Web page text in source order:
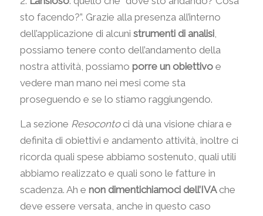
sto facendo?”. Grazie alla presenza all’interno
dell’applicazione di alcuni strumenti di analisi,
possiamo tenere conto dell’andamento della
nostra attività, possiamo porre un obiettivoe
vedere man mano nei mesi come sta
proseguendo e se lo stiamo raggiungendo.
La sezione Resocontoci dà una visione chiara e
definita di obiettivi e andamento attività, inoltre ci
ricorda quali spese abbiamo sostenuto, quali utili
abbiamo realizzato e quali sono le fatture in
scadenza. Ah e non dimentichiamoci dell’IVAche
deve essere versata, anche in questo caso